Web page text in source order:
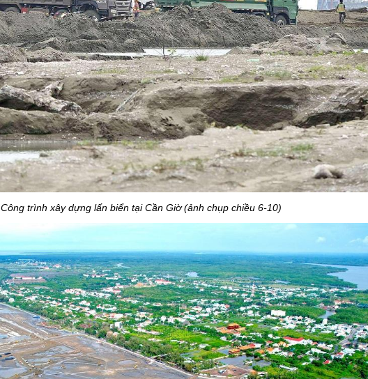
Công trình xây dựng lấn biển tại Cần Giờ (ảnh chụp chiều 6-10)